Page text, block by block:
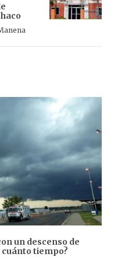
un descenso de
cuánto tiempo?